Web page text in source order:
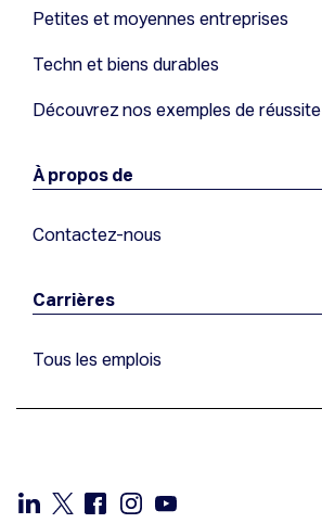
Petites et moyennes entreprises
Techn et biens durables
Découvrez nos exemples de réussite
À propos de
Contactez-nous
Carrières
Tous les emplois